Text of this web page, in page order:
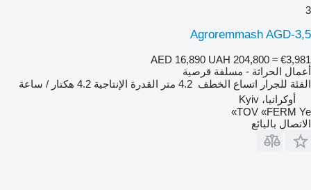
3
Agroremmash AGD-3,5
AED 16,890 UAH 204,800 ≈ €3,981
أعمال الحراثة - مسلفة قرصية
الفئة للجرار اتساع الخطف 4.2 متر القدرة الإنتاجية 4.2 هكتار / ساعة
أوكرانيا، Kyiv
TOV «FERM Ye»
الاتصال بالبائع